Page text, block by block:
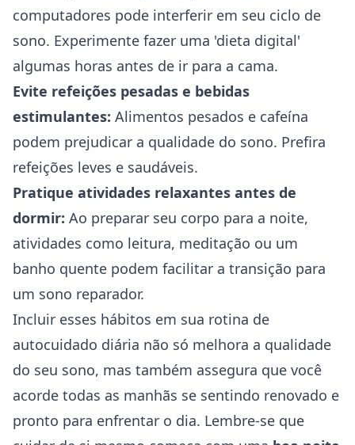
computadores pode interferir em seu ciclo de
sono. Experimente fazer uma 'dieta digital'
algumas horas antes de ir para a cama.
Evite refeições pesadas e bebidas
estimulantes: Alimentos pesados e cafeína
podem prejudicar a qualidade do sono. Prefira
refeições leves e saudáveis.
Pratique atividades relaxantes antes de
dormir: Ao preparar seu corpo para a noite,
atividades como leitura, meditação ou um
banho quente podem facilitar a transição para
um sono reparador.
Incluir esses hábitos em sua rotina de
autocuidado diária não só melhora a qualidade
do seu sono, mas também assegura que você
acorde todas as manhãs se sentindo renovado e
pronto para enfrentar o dia. Lembre-se que